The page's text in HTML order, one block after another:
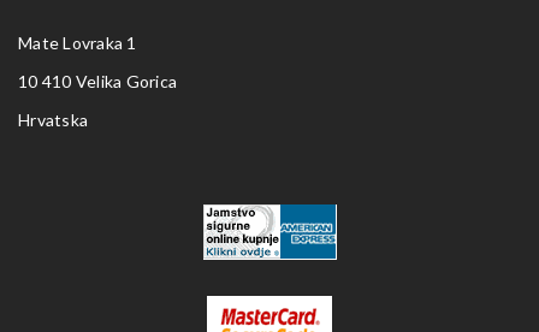
Mate Lovraka 1
10 410 Velika Gorica
Hrvatska